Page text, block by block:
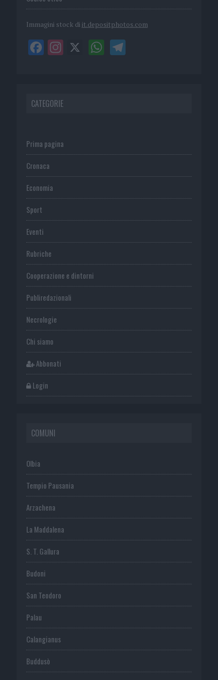
Immagini stock di it.depositphotos.com
CATEGORIE
Prima pagina
Cronaca
Economia
Sport
Eventi
Rubriche
Cooperazione e dintorni
Publiredazionali
Necrologie
Chi siamo
Abbonati
Login
COMUNI
Olbia
Tempio Pausania
Arzachena
La Maddalena
S. T. Gallura
Budoni
San Teodoro
Palau
Calangianus
Buddusò